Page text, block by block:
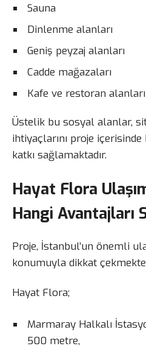
Sauna
Dinlenme alanları
Geniş peyzaj alanları
Cadde mağazaları
Kafe ve restoran alanları
Üstelik bu sosyal alanlar,
ihtiyaçlarını proje
katkı sağlamaktadır.
Hayat Flora
Hangi Avantajları
Proje, İstanbul’un önemli
konumuyla dikkat
Hayat Flora;
Marmaray Halkalı
500 metre,